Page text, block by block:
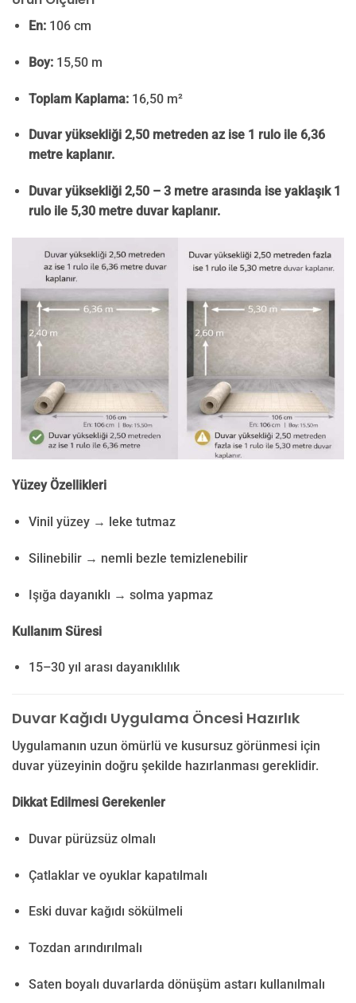
En:106 cm
Boy:15,50 m
Toplam Kaplama:16,50 m²
Duvar yüksekliği 2,50 metreden az ise 1 rulo ile 6,36
metre kaplanır.
Duvar yüksekliği 2,50 – 3 metre arasında ise yaklaşık 1
rulo ile 5,30 metre duvar kaplanır.
Yüzey Özellikleri
Vinil yüzey → leke tutmaz
Silinebilir → nemli bezle temizlenebilir
Işığa dayanıklı → solma yapmaz
Kullanım Süresi
15–30 yıl arası dayanıklılık
Duvar Kağıdı Uygulama Öncesi Hazırlık
Uygulamanın uzun ömürlü ve kusursuz görünmesi için
duvar yüzeyinin doğru şekilde hazırlanması gereklidir.
Dikkat Edilmesi Gerekenler
Duvar pürüzsüz olmalı
Çatlaklar ve oyuklar kapatılmalı
Eski duvar kağıdı sökülmeli
Tozdan arındırılmalı
Saten boyalı duvarlarda dönüşüm astarı kullanılmalı